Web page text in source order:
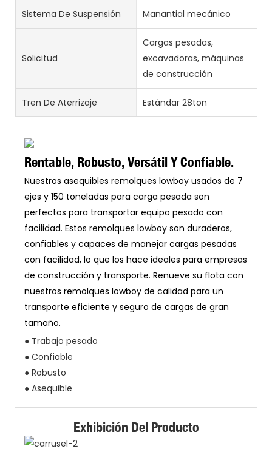
Sistema De Suspensión Manantial mecánico
Solicitud
Cargas pesadas,
excavadoras, máquinas
de construcción
Tren De Aterrizaje Estándar 28ton
Rentable, Robusto, Versátil Y Confiable.
Nuestros asequibles remolques lowboy usados ​​de 7
ejes y 150 toneladas para carga pesada son
perfectos para transportar equipo pesado con
facilidad. Estos remolques lowboy son duraderos,
confiables y capaces de manejar cargas pesadas
con facilidad, lo que los hace ideales para empresas
de construcción y transporte. Renueve su flota con
nuestros remolques lowboy de calidad para un
transporte eficiente y seguro de cargas de gran
tamaño.
● Trabajo pesado
● Confiable
● Robusto
● Asequible
Exhibición Del Producto